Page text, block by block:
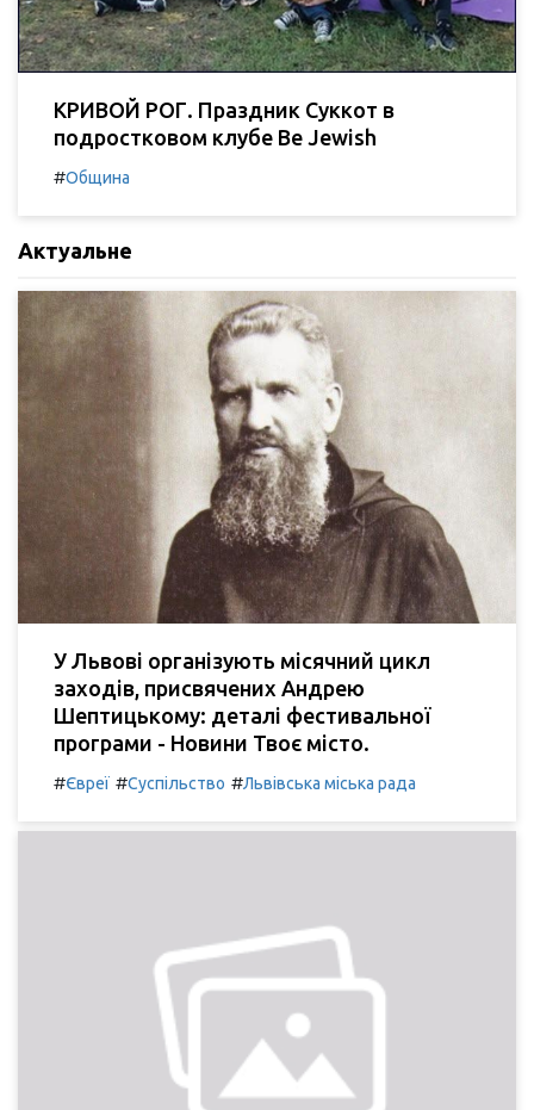
КРИВОЙ РОГ. Праздник Суккот в
подростковом клубе Be Jewish
#Община
Актуальне
У Львові організують місячний цикл
заходів, присвячених Андрею
Шептицькому: деталі фестивальної
програми - Новини Твоє місто.
#Євреї #Суспільство #Львівська міська рада